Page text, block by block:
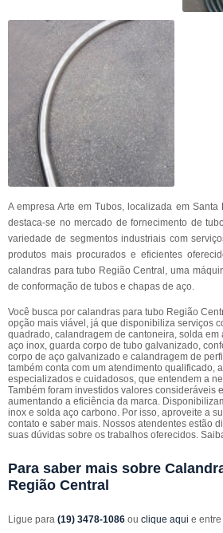
A empresa Arte em Tubos, localizada em Santa
destaca-se no mercado de fornecimento de
variedade de segmentos industriais com
produtos mais procurados e eficientes
calandras para tubo Região Central, uma
de conformação de tubos e chapas de aço.
Você busca por calandras para tubo Região
opção mais viável, já que disponibiliza serviços
quadrado, calandragem de cantoneira, solda em
aço inox, guarda corpo de tubo galvanizado,
corpo de aço galvanizado e calandragem de
também conta com um atendimento qualificado,
especializados e cuidadosos, que entendem a
Também foram investidos valores consideráveis
aumentando a eficiência da marca.
inox e solda aço carbono. Por isso, aproveite a
contato e saber mais. Nossos atendentes estão
suas dúvidas sobre os trabalhos oferecidos.
Para saber mais sobre
Região Central
Ligue para (19) 3478-1086 ou clique aqui e